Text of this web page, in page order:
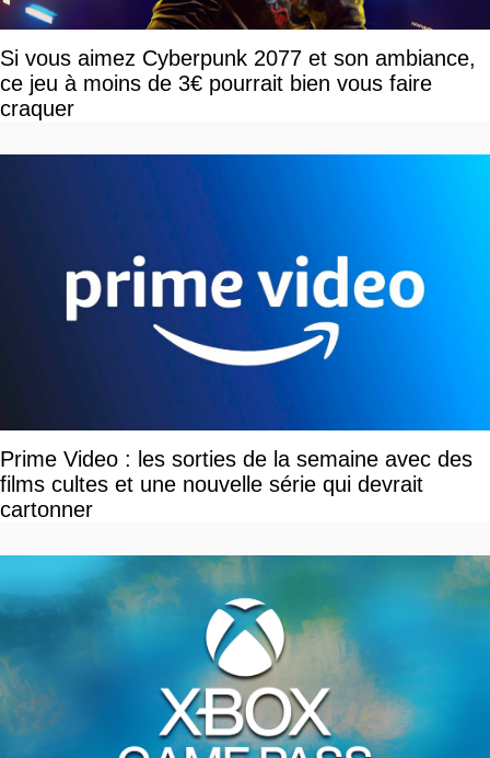
Si vous aimez Cyberpunk 2077 et son ambiance,
ce jeu à moins de 3€ pourrait bien vous faire
craquer
Prime Video : les sorties de la semaine avec des
films cultes et une nouvelle série qui devrait
cartonner